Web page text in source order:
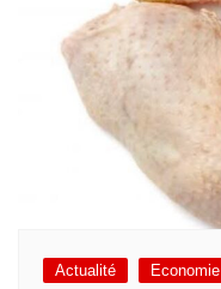
Actualité Economie